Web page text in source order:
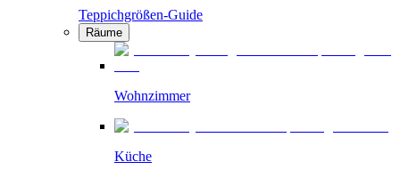
Teppichgrößen-Guide
Räume
Wohnzimmer
Küche